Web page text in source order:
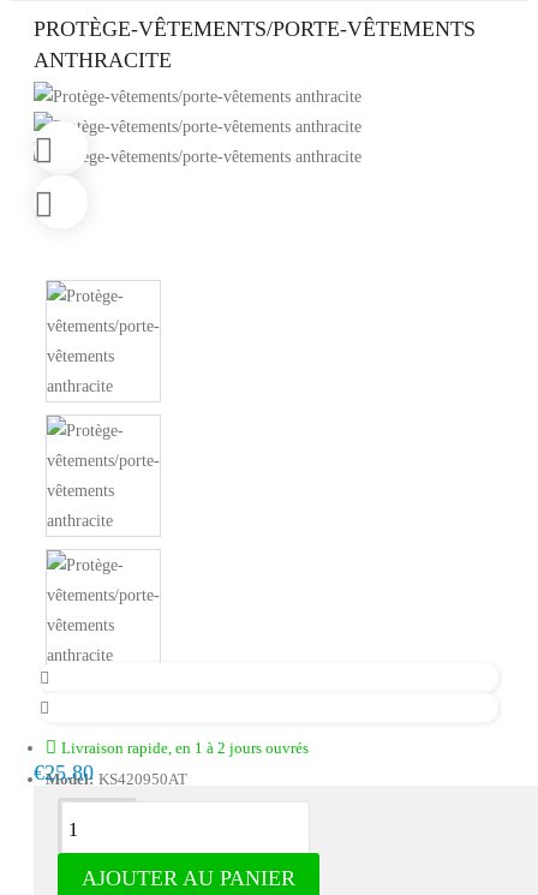
PROTÈGE-VÊTEMENTS/PORTE-VÊTEMENTS
ANTHRACITE
Livraison rapide, en 1 à 2 jours ouvrés
Model: KS420950AT
€25.80
AJOUTER AU PANIER
Description